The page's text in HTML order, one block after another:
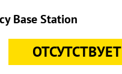
Base Station
ОТСУТСТВУЕТ